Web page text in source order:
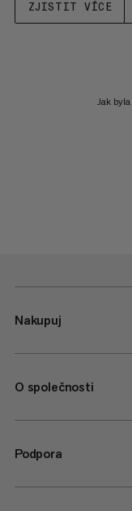
ZJISTIT VÍCE
Jak
Nakupuj
O společnosti
Podpora